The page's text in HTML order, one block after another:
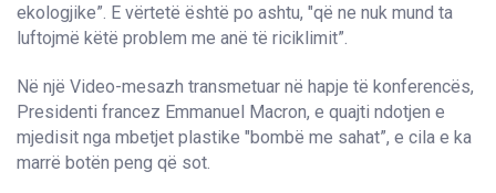
ekologjike”. E vërtetë është po ashtu, "që ne nuk mund ta
luftojmë këtë problem me anë të riciklimit”.
Në një Video-mesazh transmetuar në hapje të konferencës,
Presidenti francez Emmanuel Macron, e quajti ndotjen e
mjedisit nga mbetjet plastike "bombë me sahat”, e cila e ka
marrë botën peng që sot.